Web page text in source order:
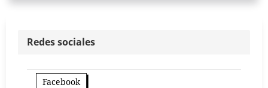
Redes sociales
Facebook